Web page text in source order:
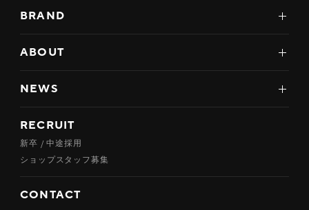
BRAND
ABOUT
NEWS
RECRUIT
新卒 / 中途採用
ショップスタッフ募集
CONTACT